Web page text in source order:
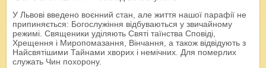
У Львові введено воєнний стан, але життя нашої парафії не
припиняється: Богослужіння відбуваються у звичайному
режимі. Священики уділяють Святі таїнства Сповіді,
Хрещення і Миропомазання, Вінчання, а також відвідують з
Найсвятішими Тайнами хворих і немічних. Для померлих
служать Чин похорону.